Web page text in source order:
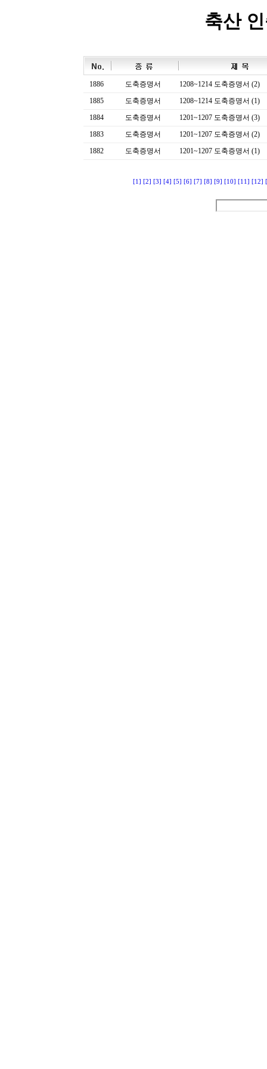
축산
1886 도축증명서
1208~1214 도축증명서 (2)
1885
도축증명서
1208~1214 도축증명서 (1)
1884
도축증명서
1201~1207 도축증명서 (3)
1883
도축증명서
1201~1207 도축증명서 (2)
1882
도축증명서 1201~1207 도축증명서 (1)
[1] [2] [3] [4] [5] [6] [7] [8] [9] [10] [11] [12]